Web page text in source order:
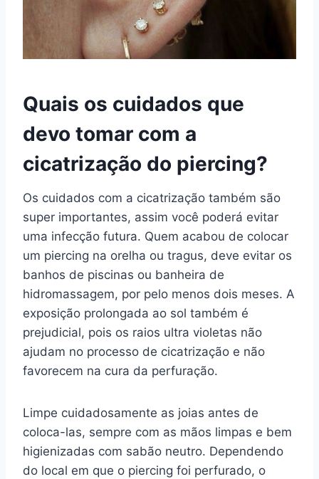
Quais os cuidados que
devo tomar com a
cicatrização do piercing?
Os cuidados com a cicatrização também são
super importantes, assim você poderá evitar
uma infecção futura. Quem acabou de colocar
um piercing na orelha ou tragus, deve evitar os
banhos de piscinas ou banheira de
hidromassagem, por pelo menos dois meses. A
exposição prolongada ao sol também é
prejudicial, pois os raios ultra violetas não
ajudam no processo de cicatrização e não
favorecem na cura da perfuração.
Limpe cuidadosamente as joias antes de
coloca-las, sempre com as mãos limpas e bem
higienizadas com sabão neutro. Dependendo
do local em que o piercing foi perfurado, o